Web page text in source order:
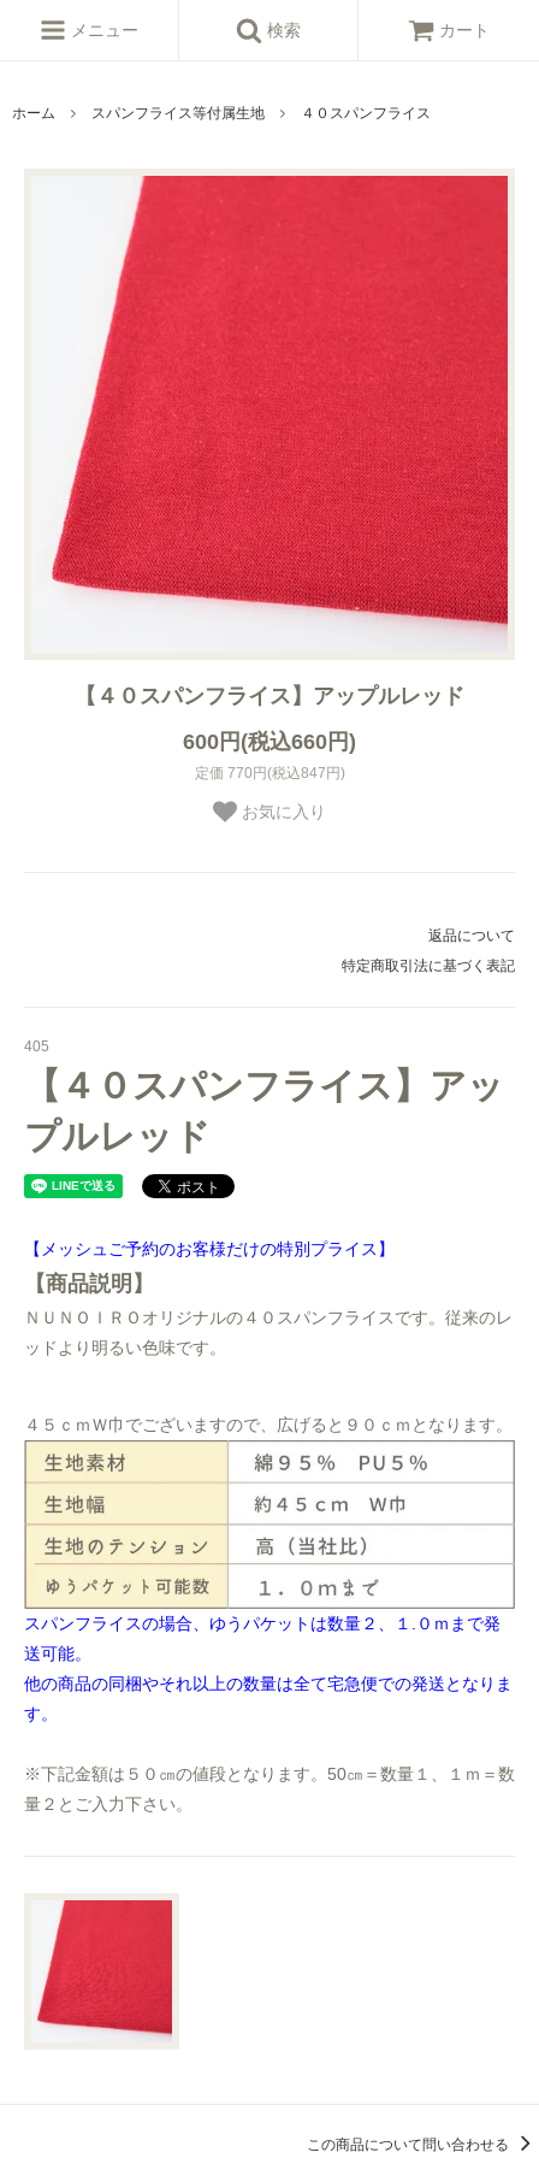
メニュー 検索 カート
ホーム スパンフライス等付属生地 ４０スパンフライス
【４０スパンフライス】アップルレッド
600円(税込660円)
定価 770円(税込847円)
お気に入り
返品について
特定商取引法に基づく表記
405
【４０スパンフライス】アッ
プルレッド
【メッシュご予約のお客様だけの特別プライス】
【商品説明】
ＮＵＮＯＩＲＯオリジナルの４０スパンフライスです。従来のレ
ッドより明るい色味です。
４５ｃｍＷ巾でございますので、広げると９０ｃｍとなります。
スパンフライスの場合、ゆうパケットは数量２、１.０ｍまで発
送可能。
他の商品の同梱やそれ以上の数量は全て宅急便での発送となりま
す。
※下記金額は５０㎝の値段となります。50㎝＝数量１、１ｍ＝数
量２とご入力下さい。
この商品について問い合わせる